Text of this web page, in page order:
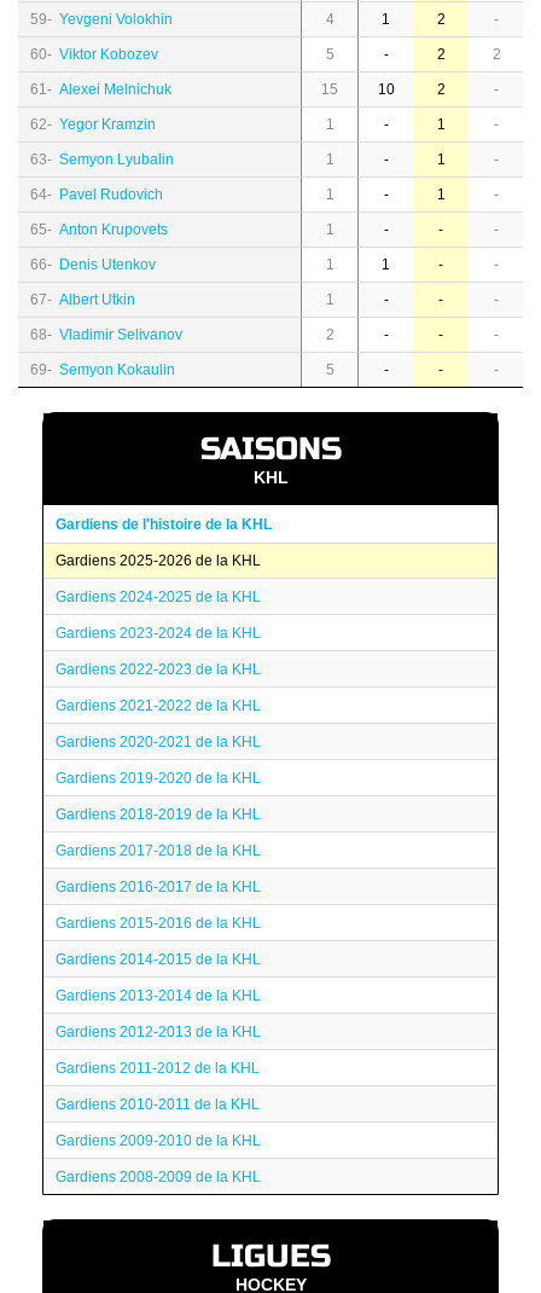
59- Yevgeni Volokhin 4 1 2 -
60- Viktor Kobozev 5 - 2 2
61- Alexei Melnichuk 15 10 2 -
62- Yegor Kramzin 1 - 1 -
63- Semyon Lyubalin 1 - 1 -
64- Pavel Rudovich 1 - 1 -
65- Anton Krupovets 1 - - -
66- Denis Utenkov 1 1 - -
67- Albert Utkin 1 - - -
68- Vladimir Selivanov 2 - - -
69- Semyon Kokaulin 5 - - -
SAISONS
KHL
Gardiens de l'histoire de la KHL
Gardiens 2025-2026 de la KHL
Gardiens 2024-2025 de la KHL
Gardiens 2023-2024 de la KHL
Gardiens 2022-2023 de la KHL
Gardiens 2021-2022 de la KHL
Gardiens 2020-2021 de la KHL
Gardiens 2019-2020 de la KHL
Gardiens 2018-2019 de la KHL
Gardiens 2017-2018 de la KHL
Gardiens 2016-2017 de la KHL
Gardiens 2015-2016 de la KHL
Gardiens 2014-2015 de la KHL
Gardiens 2013-2014 de la KHL
Gardiens 2012-2013 de la KHL
Gardiens 2011-2012 de la KHL
Gardiens 2010-2011 de la KHL
Gardiens 2009-2010 de la KHL
Gardiens 2008-2009 de la KHL
LIGUES
HOCKEY